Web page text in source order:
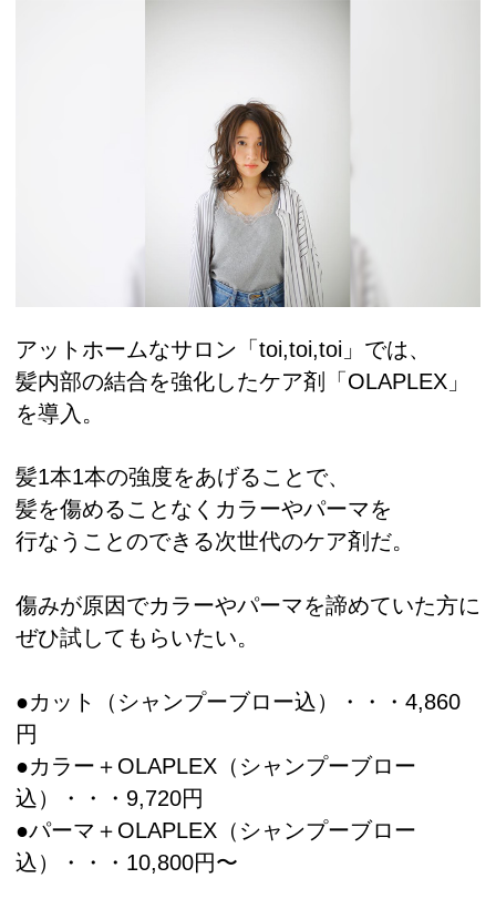
アットホームなサロン「toi,toi,toi」では、
髪内部の結合を強化したケア剤「OLAPLEX」
を導入。
髪1本1本の強度をあげることで、
髪を傷めることなくカラーやパーマを
行なうことのできる次世代のケア剤だ。
傷みが原因でカラーやパーマを諦めていた方に
ぜひ試してもらいたい。
●カット（シャンプーブロー込）・・・4,860
円
●カラー＋OLAPLEX（シャンプーブロー
込）・・・9,720円
●パーマ＋OLAPLEX（シャンプーブロー
込）・・・10,800円〜